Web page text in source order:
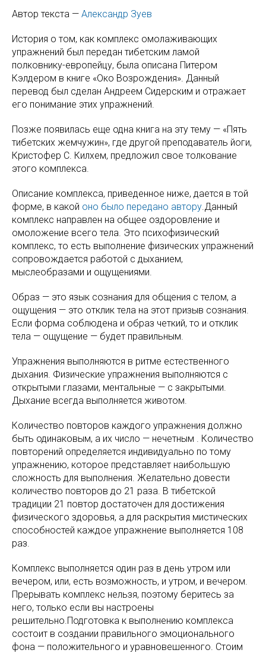
Автор текста — Александр Зуев
История о том, как комплекс омолаживающих
упражнений был передан тибетским ламой
полковнику-европейцу, была описана Питером
Кэлдером в книге «Око Возрождения». Данный
перевод был сделан Андреем Сидерским и отражает
его понимание этих упражнений.
Позже появилась еще одна книга на эту тему — «Пять
тибетских жемчужин», где другой преподаватель йоги,
Кристофер С. Килхем, предложил свое толкование
этого комплекса.
Описание комплекса, приведенное ниже, дается в той
форме, в какой оно было передано автору .Данный
комплекс направлен на общее оздоровление и
омоложение всего тела. Это психофизический
комплекс, то есть выполнение физических упражнений
сопровождается работой с дыханием,
мыслеобразами и ощущениями.
Образ — это язык сознания для общения с телом, а
ощущения — это отклик тела на этот призыв сознания.
Если форма соблюдена и образ четкий, то и отклик
тела — ощущение — будет правильным.
Упражнения выполняются в ритме естественного
дыхания. Физические упражнения выполняются с
открытыми глазами, ментальные — с закрытыми.
Дыхание всегда выполняется животом.
Количество повторов каждого упражнения должно
быть одинаковым, а их число — нечетным . Количество
повторений определяется индивидуально по тому
упражнению, которое представляет наибольшую
сложность для выполнения. Желательно довести
количество повторов до 21 раза. В тибетской
традиции 21 повтор достаточен для достижения
физического здоровья, а для раскрытия мистических
способностей каждое упражнение выполняется 108
раз.
Комплекс выполняется один раз в день утром или
вечером, или, есть возможность, и утром, и вечером.
Прерывать комплекс нельзя, поэтому беритесь за
него, только если вы настроены
решительно.Подготовка к выполнению комплекса
состоит в создании правильного эмоционального
фона — положительного и уравновешенного. Стоим